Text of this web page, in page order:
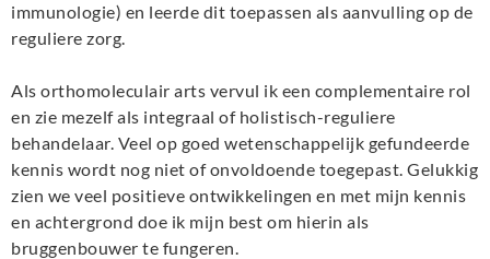
immunologie) en leerde dit toepassen als aanvulling op de
reguliere zorg.
Als orthomoleculair arts vervul ik een complementaire rol
en zie mezelf als integraal of holistisch-reguliere
behandelaar. Veel op goed wetenschappelijk gefundeerde
kennis wordt nog niet of onvoldoende toegepast. Gelukkig
zien we veel positieve ontwikkelingen en met mijn kennis
en achtergrond doe ik mijn best om hierin als
bruggenbouwer te fungeren.